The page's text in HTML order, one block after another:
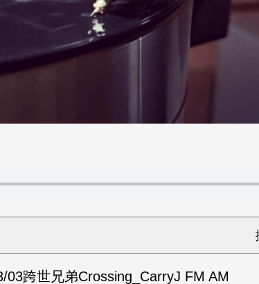
03跨世兄弟Crossing_CarryJ FM AM